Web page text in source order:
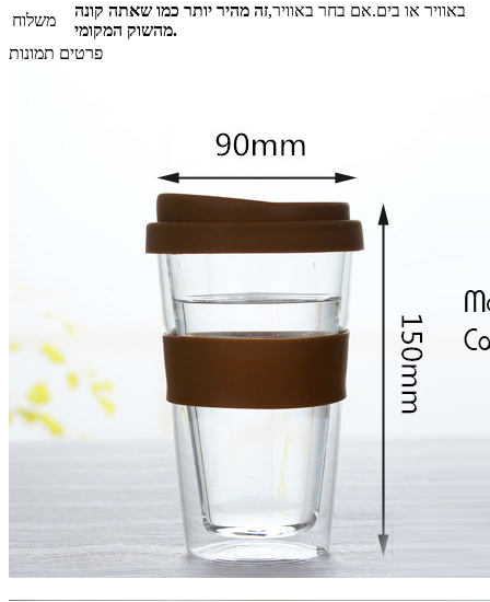
משלוח
באוויר או בים.אם בחר באוויר,זה מהיר יותר כמו שאתה קונה
מהשוק המקומי.
פרטים תמונות